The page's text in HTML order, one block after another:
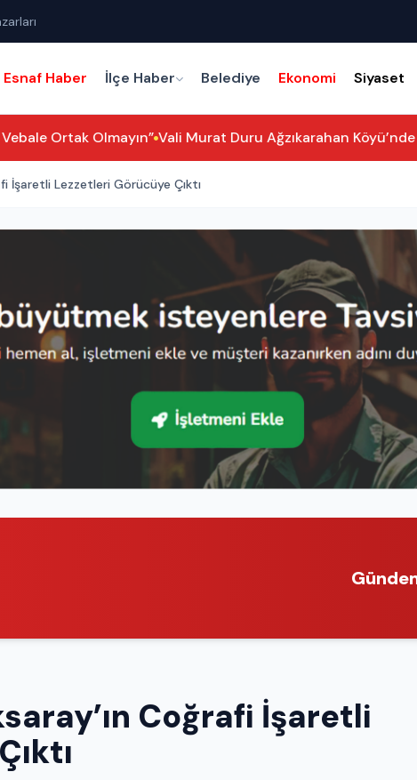
Esnaf Haber İlçe Haber Belediye Ekonomi Siyaset
Ortak Olmayın” Vali Murat Duru Ağzıkarahan Köyü’nde
İşaretli Lezzetleri Görücüye Çıktı
Coğrafi İşaretli